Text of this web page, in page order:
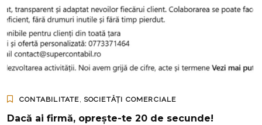
CONTABILITATE, SOCIETĂȚI COMERCIALE
Dacă ai firmă, oprește-te 20 de secunde!